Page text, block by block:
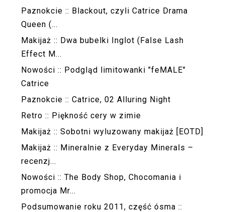
Paznokcie :: Blackout, czyli Catrice Drama
Queen (...
Makijaż :: Dwa bubelki Inglot (False Lash
Effect M...
Nowości :: Podgląd limitowanki "feMALE"
Catrice
Paznokcie :: Catrice, 02 Alluring Night
Retro :: Piękność cery w zimie
Makijaż :: Sobotni wyluzowany makijaż [EOTD]
Makijaż :: Mineralnie z Everyday Minerals –
recenzj...
Nowości :: The Body Shop, Chocomania i
promocja Mr...
Podsumowanie roku 2011, część ósma ::